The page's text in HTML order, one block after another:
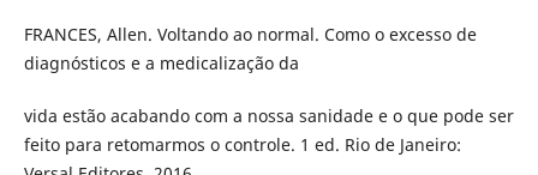
FRANCES, Allen. Voltando ao normal. Como o excesso de
diagnósticos e a medicalização da
vida estão acabando com a nossa sanidade e o que pode ser
feito para retomarmos o controle. 1 ed. Rio de Janeiro: